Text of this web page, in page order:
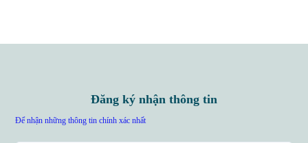
Đăng ký nhận thông tin
Để nhận những thông tin chính xác nhất